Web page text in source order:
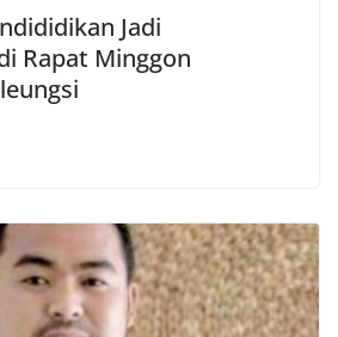
Jadi
Rapat Minggon